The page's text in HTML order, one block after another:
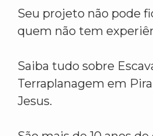
Seu projeto não pode
quem não tem
Saiba tudo sobre
Terraplanagem em
Jesus.